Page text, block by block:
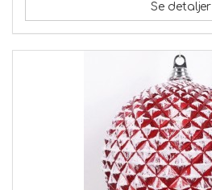
Se detaljer